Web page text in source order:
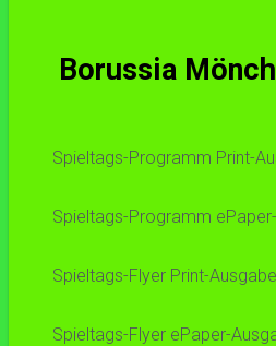
Borussia
Spieltags-Programm Print-
Spieltags-Programm
Spieltags-Flyer Print-Ausgabe
Spieltags-Flyer ePaper-